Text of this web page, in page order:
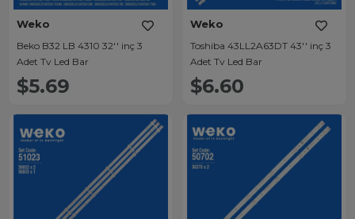
Weko
Beko B32 LB 4310 32'' inç 3
Adet Tv Led Bar
$5.69
Weko
Toshiba 43LL2A63DT 43'' inç 3
Adet Tv Led Bar
$6.60